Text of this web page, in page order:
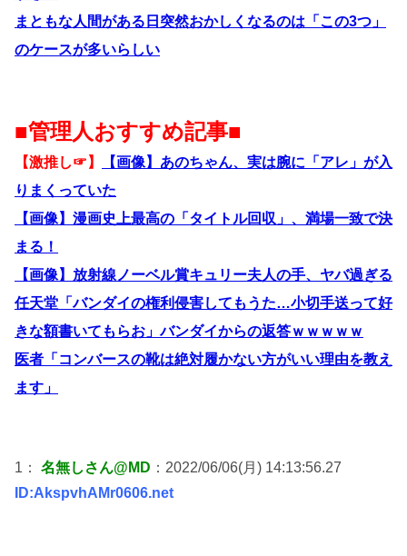
まともな人間がある日突然おかしくなるのは「この3つ」
のケースが多いらしい
■管理人おすすめ記事■
【激推し☞】
【画像】あのちゃん、実は腕に「アレ」が入
りまくっていた
【画像】漫画史上最高の「タイトル回収」、満場一致で決
まる！
【画像】放射線ノーベル賞キュリー夫人の手、ヤバ過ぎる
任天堂「バンダイの権利侵害してもうた…小切手送って好
きな額書いてもらお」バンダイからの返答ｗｗｗｗｗ
医者「コンバースの靴は絶対履かない方がいい理由を教え
ます」
1： 名無しさん@MD ：2022/06/06(月) 14:13:56.27
ID:AkspvhAMr0606.net